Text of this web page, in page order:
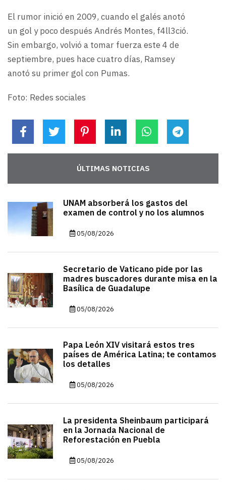
El rumor inició en 2009, cuando el galés anotó
un gol y poco después Andrés Montes, f4ll3ció.
Sin embargo, volvió a tomar fuerza este 4 de
septiembre, pues hace cuatro días, Ramsey
anotó su primer gol con Pumas.
Foto: Redes sociales
ÚLTIMAS NOTICIAS
UNAM absorberá los gastos del
examen de control y no los alumnos
05/08/2026
Secretario de Vaticano pide por las
madres buscadores durante misa en la
Basílica de Guadalupe
05/08/2026
Papa León XIV visitará estos tres
países de América Latina; te contamos
los detalles
05/08/2026
La presidenta Sheinbaum participará
en la Jornada Nacional de
Reforestación en Puebla
05/08/2026